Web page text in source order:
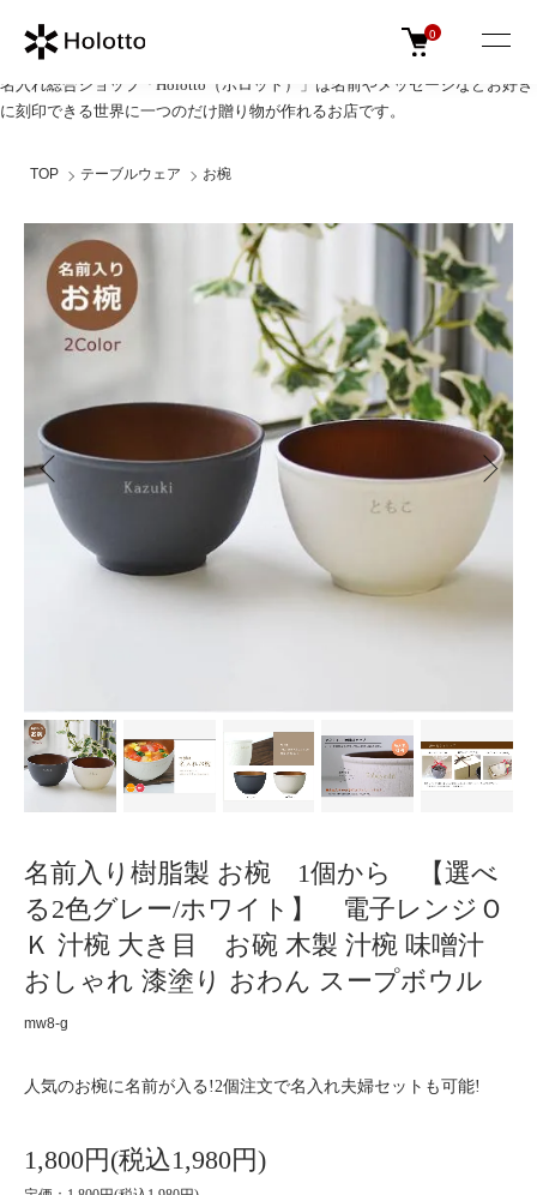
名入れ総合ショップ「Holotto（ホロット）」は名前やメッセージなどお好き
に刻印できる世界に一つのだけ贈り物が作れるお店です。
0
TOP テーブルウェア お椀
名前入り樹脂製 お椀 1個から 【選べ
る2色グレー/ホワイト】 電子レンジＯ
Ｋ 汁椀 大き目 お碗 木製 汁椀 味噌汁
おしゃれ 漆塗り おわん スープボウル
mw8-g
人気のお椀に名前が入る!2個注文で名入れ夫婦セットも可能!
1,800円(税込1,980円)